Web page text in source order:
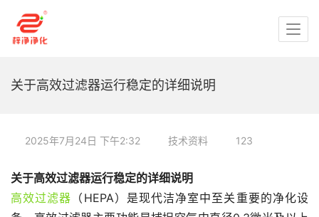
关于高效过滤器运行稳定的详细说明
2025年7月24日 下午2:32 技术资料 123
关于高效过滤器运行稳定的详细说明
高效过滤器 （HEPA）是现代洁净室中至关重要的净化设